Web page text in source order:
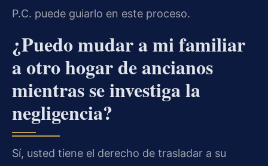
P.C. puede guiarlo en este proceso.
¿Puedo mudar a mi familiar
a otro hogar de ancianos
mientras se investiga la
negligencia?
Sí, usted tiene el derecho de trasladar a su